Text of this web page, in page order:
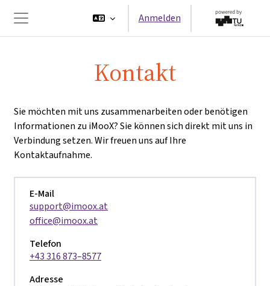
Website-Übersicht
Anmelden
Kontakt
Sie möchten mit uns zusammenarbeiten oder benötigen
Informationen zu iMooX? Sie können sich direkt mit uns in
Verbindung setzen. Wir freuen uns auf Ihre
Kontaktaufnahme.
E-Mail
support@imoox.at
office@imoox.at
Telefon
+43 316 873–8577
Adresse